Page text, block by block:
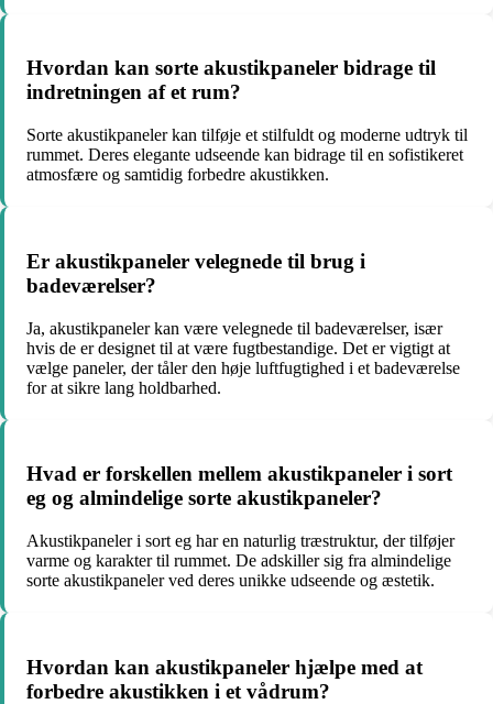
Hvordan kan sorte akustikpaneler bidrage til
indretningen af et rum?
Sorte akustikpaneler kan tilføje et stilfuldt og moderne udtryk til
rummet. Deres elegante udseende kan bidrage til en sofistikeret
atmosfære og samtidig forbedre akustikken.
Er akustikpaneler velegnede til brug i
badeværelser?
Ja, akustikpaneler kan være velegnede til badeværelser, især
hvis de er designet til at være fugtbestandige. Det er vigtigt at
vælge paneler, der tåler den høje luftfugtighed i et badeværelse
for at sikre lang holdbarhed.
Hvad er forskellen mellem akustikpaneler i sort
eg og almindelige sorte akustikpaneler?
Akustikpaneler i sort eg har en naturlig træstruktur, der tilføjer
varme og karakter til rummet. De adskiller sig fra almindelige
sorte akustikpaneler ved deres unikke udseende og æstetik.
Hvordan kan akustikpaneler hjælpe med at
forbedre akustikken i et vådrum?